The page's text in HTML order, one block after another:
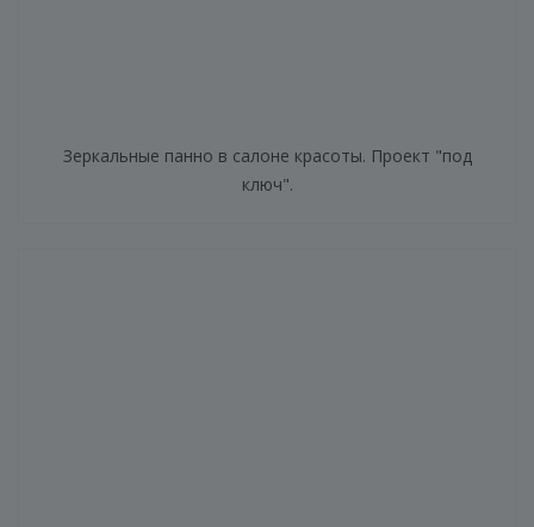
Зеркальные панно в салоне красоты. Проект "под
ключ".